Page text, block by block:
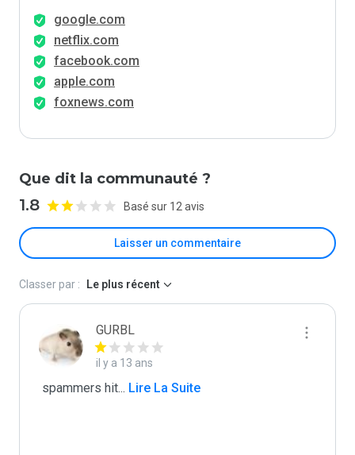
google.com
netflix.com
facebook.com
apple.com
foxnews.com
Que dit la communauté ?
1.8 Basé sur 12 avis
Laisser un commentaire
Classer par : Le plus récent
GURBL
il y a 13 ans
spammers hit... Lire La Suite